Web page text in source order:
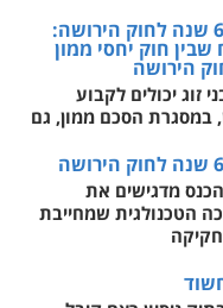
מרכז התחלה חדשה
אסירים עבירות מין
שירותים מקצועיים לעורכי
0544500346
מדגישים את
הטכנולגית שמחייבת
חקיקה
ניסיון רצח קיבל
מעו"ד ונעצר בחשד לסחר
לקוח
מהצפון נעצר בחשד
חשיש לעצור בקישון